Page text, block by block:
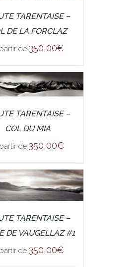
OPTIONS /
TARENTAISE –
DE LA FORCLAZ
de 350,00€
OPTIONS /
TARENTAISE –
COL DU MIA
de 350,00€
OPTIONS /
TARENTAISE –
DE VAUGELLAZ #1
de 350,00€